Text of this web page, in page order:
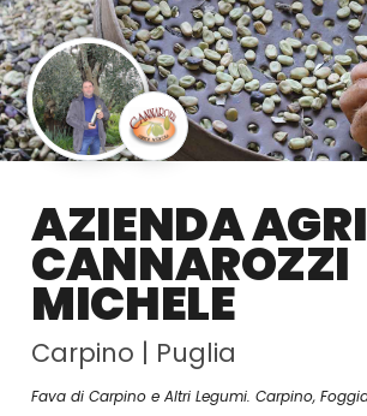
AZIENDA
CANNAROZZI
MICHELE
Carpino | Puglia
Fava di Carpino e Altri Legumi. Carpino,